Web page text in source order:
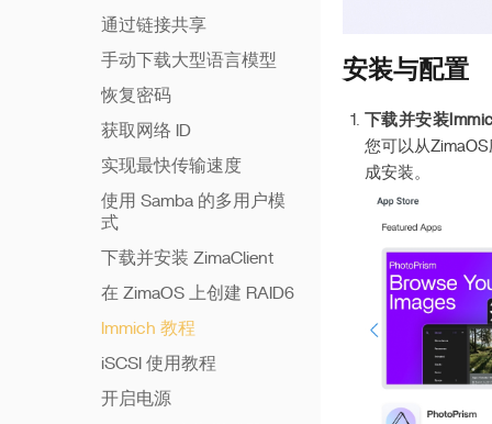
安装与配置
下载并安装
您可以从
成安装。
通过链接共享
手动下载大型语言模型
恢复密码
获取网络 ID
实现最快传输速度
使用 Samba 的多用户模
式
下载并安装 ZimaClient
在 ZimaOS 上创建 RAID6
Immich 教程
iSCSI 使用教程
开启电源